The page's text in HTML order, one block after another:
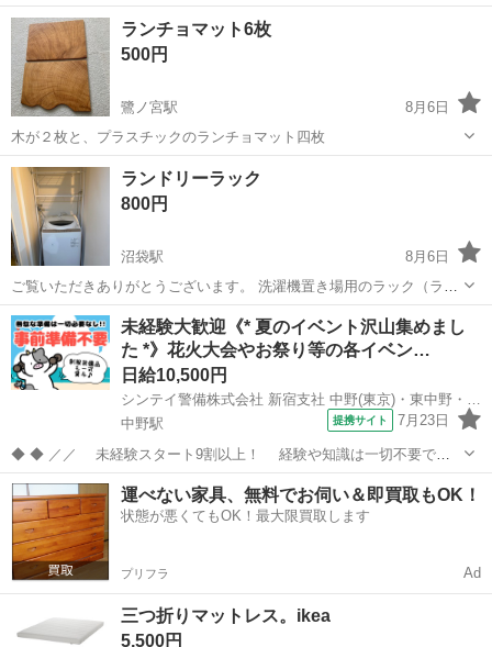
ただける方にお譲りいたします。 組み立てただけの新品未使用です。
・定価：17,900円 ・幅53×奥行50×高さ72(座面高43) ・...
東京 中野区 椅子
ランチョマット6枚
500円
鷺ノ宮駅
8月6日
木が２枚と、プラスチックのランチョマット四枚
東京 中野区 鷺ノ宮駅 インテリア雑貨/小物
ランドリーラック
800円
沼袋駅
8月6日
ご覧いただきありがとうございます。 洗濯機置き場用のラック（ラン
ドリーラック）です。 5年程前に購入したものです。 解体済みのた
め、お車等での持ち帰りも容易です ■ サイズ（約） 幅：71 cm 奥行：
脚部分 45 ...
東京 中野区 沼袋駅 収納家具
未経験大歓迎《* 夏のイベント沢山集めまし
た *》花火大会やお祭り等の各イベン…
日給10,500円
シンテイ警備株式会社 新宿支社 中野(東京)・東中野・新井薬師前(18)エリア/A3203200140
中野駅
提携サイト 7月23日
◆ ◆ ／／ 未経験スタート9割以上！ 経験や知識は一切不要で始
めやすい♪ シフトの強制もないですし 自分のペースで働くことも
できるので 続けやすい♪働きやすい♪ ＼＼ 『シフトが削られた…』
『思うように稼...
東京 中野区 中野駅 警備員
運べない家具、無料でお伺い＆即買取もOK！
状態が悪くてもOK！最大限買取します
プリフラ Ad
三つ折りマットレス。ikea
5,500円